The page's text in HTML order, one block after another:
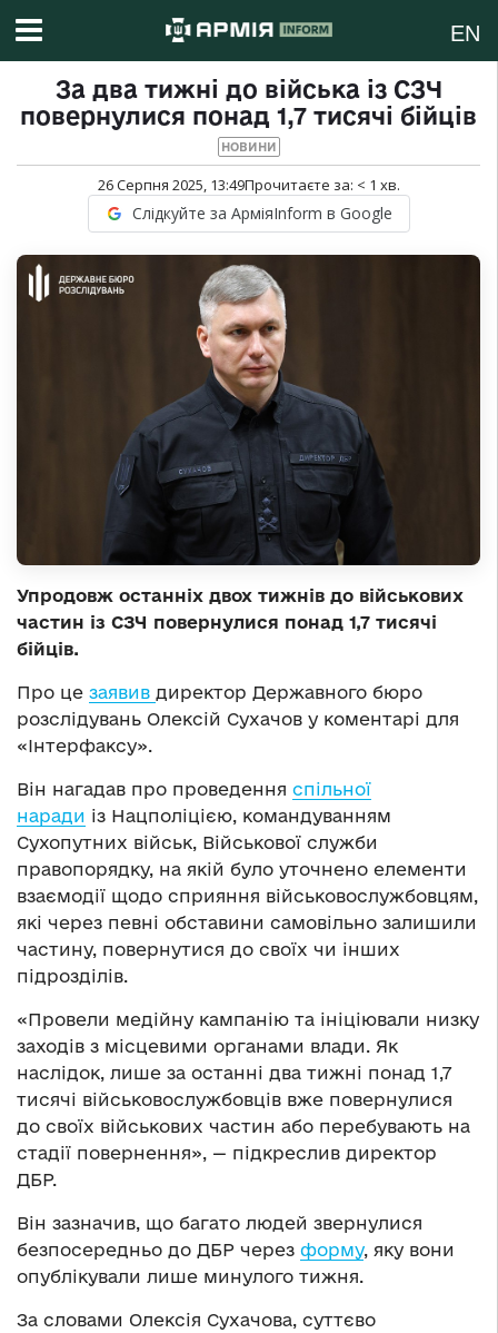
EN
За два тижні до війська із СЗЧ
повернулися понад 1,7 тисячі бійців
НОВИНИ
26 Серпня 2025, 13:49Прочитаєте за: < 1 хв.
Слідкуйте за АрміяInform в Google
Упродовж останніх двох тижнів до військових
частин із СЗЧ повернулися понад 1,7 тисячі
бійців.
Про це заявив директор Державного бюро
розслідувань Олексій Сухачов у коментарі для
«Інтерфаксу».
Він нагадав про проведення спільної
наради із Нацполіцією, командуванням
Сухопутних військ, Військової служби
правопорядку, на якій було уточнено елементи
взаємодії щодо сприяння військовослужбовцям,
які через певні обставини самовільно залишили
частину, повернутися до своїх чи інших
підрозділів.
«Провели медійну кампанію та ініціювали низку
заходів з місцевими органами влади. Як
наслідок, лише за останні два тижні понад 1,7
тисячі військовослужбовців вже повернулися
до своїх військових частин або перебувають на
стадії повернення», — підкреслив директор
ДБР.
Він зазначив, що багато людей звернулися
безпосередньо до ДБР через форму, яку вони
опублікували лише минулого тижня.
За словами Олексія Сухачова, суттєво